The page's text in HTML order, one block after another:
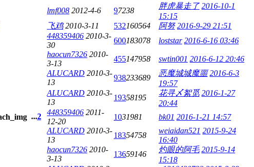
lmf008 2012-4-6 97238
胖虎暴走了 2016-10-1
15:15
飞鸡 2010-3-11 532160564 阿努 2016-9-29 21:51
448359406 2010-3-
30
600183078 loststar 2016-6-16 03:46
haocun7326 2010-
3-13
455147958 swtin001 2016-6-12 20:46
ALUCARD 2010-3-
13
938233689
恶魔城城魔噩 2016-6-3
19:57
ALUCARD 2010-3-
13
19358195
花寻〆絮觅 2016-1-27
20:44
...2 448359406 2011-
12-20
1031981 bk01 2016-1-21 14:57
ALUCARD 2010-3-
13
18354758
weiaidan521 2015-9-24
16:40
haocun7326 2010-
3-13
13659146
灼眼的阿毛 2015-9-14
15:18